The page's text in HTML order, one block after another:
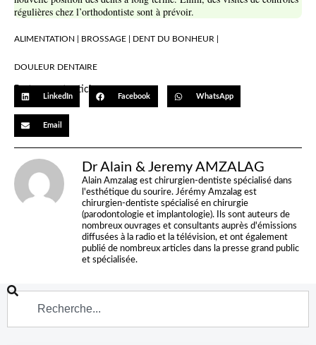
régulières chez l’orthodontiste sont à prévoir.
ALIMENTATION BROSSAGE DENT DU BONHEUR
DOULEUR DENTAIRE
Partager cet article…
LinkedIn Facebook WhatsApp
Email
Dr Alain & Jeremy AMZALAG
Alain Amzalag est chirurgien-dentiste spécialisé dans
l'esthétique du sourire. Jérémy Amzalag est
chirurgien-dentiste spécialisé en chirurgie
(parodontologie et implantologie). Ils sont auteurs de
nombreux ouvrages et consultants auprès d'émissions
diffusées à la radio et la télévision, et ont également
publié de nombreux articles dans la presse grand public
et spécialisée.